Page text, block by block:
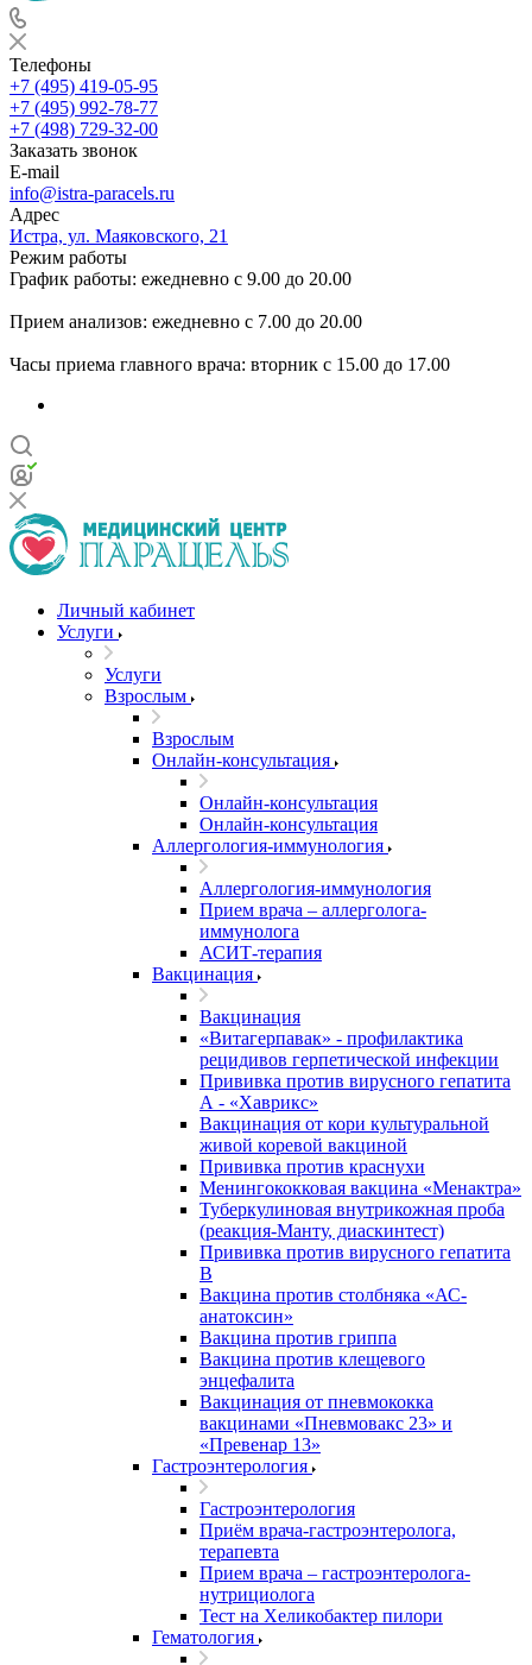
Телефоны
+7 (495) 419-05-95
+7 (495) 992-78-77
+7 (498) 729-32-00
Заказать звонок
E-mail
info@istra-paracels.ru
Адрес
Истра, ул. Маяковского, 21
Режим работы
График работы: ежедневно с 9.00 до 20.00
Прием анализов: ежедневно с 7.00 до 20.00
Часы приема главного врача: вторник с 15.00 до 17.00
Личный кабинет
Услуги
Услуги
Взрослым
Взрослым
Онлайн-консультация
Онлайн-консультация
Онлайн-консультация
Аллергология-иммунология
Аллергология-иммунология
Прием врача – аллерголога-
иммунолога
АСИТ-терапия
Вакцинация
Вакцинация
«Витагерпавак» - профилактика
рецидивов герпетической инфекции
Прививка против вирусного гепатита
А - «Хаврикс»
Вакцинация от кори культуральной
живой коревой вакциной
Прививка против краснухи
Менингококковая вакцина «Менактра»
Туберкулиновая внутрикожная проба
(реакция-Манту, диаскинтест)
Прививка против вирусного гепатита
В
Вакцина против столбняка «АС-
анатоксин»
Вакцина против гриппа
Вакцина против клещевого
энцефалита
Вакцинация от пневмококка
вакцинами «Пневмовакс 23» и
«Превенар 13»
Гастроэнтерология
Гастроэнтерология
Приём врача-гастроэнтеролога,
терапевта
Прием врача – гастроэнтеролога-
нутрициолога
Тест на Хеликобактер пилори
Гематология